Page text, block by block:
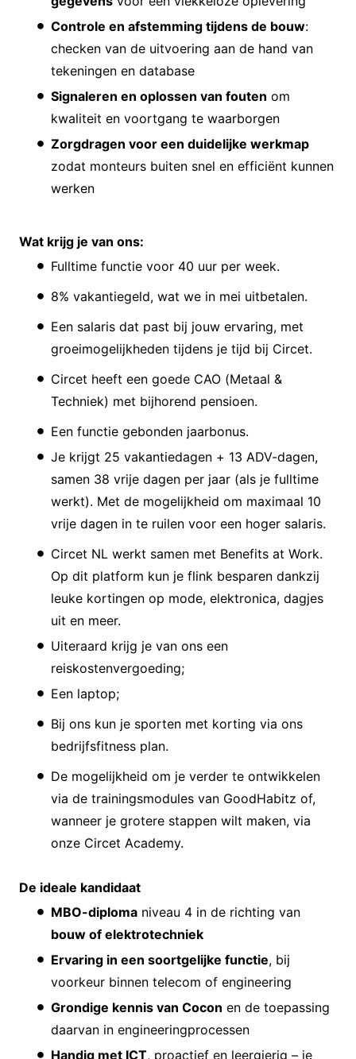
Controle en afstemming tijdens de bouw:
checken van de uitvoering aan de hand van
tekeningen en database
Signaleren en oplossen van fouten om
kwaliteit en voortgang te waarborgen
Zorgdragen voor een duidelijke werkmap
zodat monteurs buiten snel en efficiënt kunnen
werken
Wat krijg je van ons:
Fulltime functie voor 40 uur per week.
8% vakantiegeld, wat we in mei uitbetalen.
Een salaris dat past bij jouw ervaring, met
groeimogelijkheden tijdens je tijd bij Circet.
Circet heeft een goede CAO (Metaal &
Techniek) met bijhorend pensioen.
Een functie gebonden jaarbonus.
Je krijgt 25 vakantiedagen + 13 ADV-dagen,
samen 38 vrije dagen per jaar (als je fulltime
werkt). Met de mogelijkheid om maximaal 10
vrije dagen in te ruilen voor een hoger salaris.
Circet NL werkt samen met Benefits at Work.
Op dit platform kun je flink besparen dankzij
leuke kortingen op mode, elektronica, dagjes
uit en meer.
Uiteraard krijg je van ons een
reiskostenvergoeding;
Een laptop;
Bij ons kun je sporten met korting via ons
bedrijfsfitness plan.
De mogelijkheid om je verder te ontwikkelen
via de trainingsmodules van GoodHabitz of,
wanneer je grotere stappen wilt maken, via
onze Circet Academy.
De ideale kandidaat
MBO-diploma niveau 4 in de richting van
bouw of elektrotechniek
Ervaring in een soortgelijke functie, bij
voorkeur binnen telecom of engineering
Grondige kennis van Cocon en de toepassing
daarvan in engineeringprocessen
Handig met ICT, proactief en leergierig – je